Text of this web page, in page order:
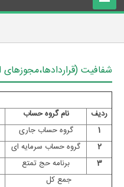
شفافیت
هزینه کرد
ردیف
نام گروه حساب
1
گروه حساب جاری
2
گروه حساب سرمایه ای
3
برنامه حج تمتع
جمع کل